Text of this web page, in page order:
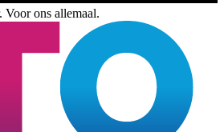
Voor ons allemaal.